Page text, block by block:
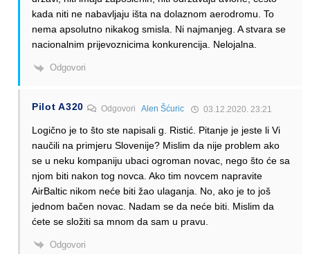
kada niti ne nabavljaju išta na dolaznom aerodromu. To
nema apsolutno nikakog smisla. Ni najmanjeg. A stvara se
nacionalnim prijevoznicima konkurencija. Nelojalna.
Odgovori
Pilot A320 Odgovori Alen Šćuric 03.12.2020. 23:21
Logično je to što ste napisali g. Ristić. Pitanje je jeste li Vi
naučili na primjeru Slovenije? Mislim da nije problem ako
se u neku kompaniju ubaci ogroman novac, nego što će sa
njom biti nakon tog novca. Ako tim novcem napravite
AirBaltic nikom neće biti žao ulaganja. No, ako je to još
jednom bačen novac. Nadam se da neće biti. Mislim da
ćete se složiti sa mnom da sam u pravu.
Odgovori